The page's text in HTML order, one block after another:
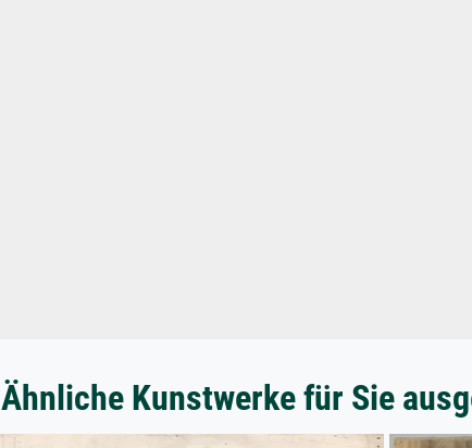
Ähnliche Kunstwerke für Sie